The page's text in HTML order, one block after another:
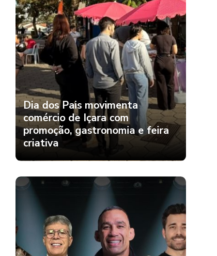
Dia dos Pais movimenta
comércio de Içara com
promoção, gastronomia e feira
criativa